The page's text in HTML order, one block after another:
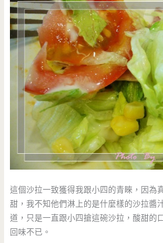
這個沙拉一致獲得我跟小四的青睞，因為
甜，我不知他們淋上的是什麼樣的沙拉醬
道，只是一直跟小四搶這碗沙拉，酸甜的
回味不已。